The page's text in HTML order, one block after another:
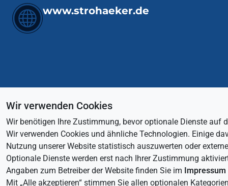
www.strohaeker.de
Wir verwenden Cookies
Wir benötigen Ihre Zustimmung, bevor optionale Dienste auf
Wir verwenden Cookies und ähnliche Technologien. Einige
Nutzung unserer Website statistisch auszuwerten oder
Optionale Dienste werden erst nach Ihrer Zustimmung
Angaben zum Betreiber der Website finden Sie im Impressum
Mit „Alle akzeptieren“ stimmen Sie allen optionalen